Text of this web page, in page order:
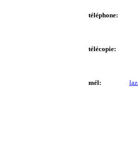
téléphone:
télécopie:
mél: